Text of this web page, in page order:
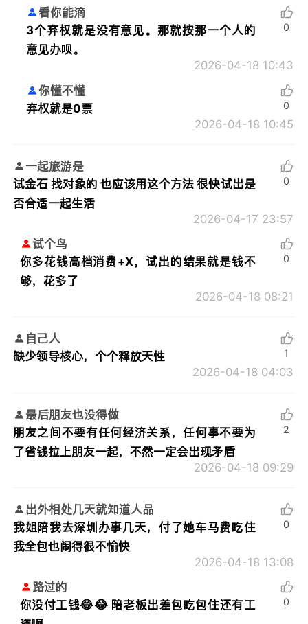
看你能滴
3个弃权就是没有意见。那就按那一个人的
意见办呗。
2026-04-18 10:43
0
你懂不懂
弃权就是0票
2026-04-18 10:45
0
一起旅游是
试金石 找对象的 也应该用这个方法 很快试出是
否合适一起生活
2026-04-17 23:57
0
试个鸟
你多花钱高档消费+X，试出的结果就是钱不
够，花多了
2026-04-18 08:21
0
自己人
缺少领导核心，个个释放天性
2026-04-18 04:03
1
最后朋友也没得做
朋友之间不要有任何经济关系，任何事不要为
了省钱拉上朋友一起，不然一定会出现矛盾
2026-04-18 09:29
2
出外相处几天就知道人品
我姐陪我去深圳办事几天，付了她车马费吃住
我全包也闹得很不愉快
2026-04-18 13:08
0
路过的
你没付工钱😂😂 陪老板出差包吃包住还有工
0